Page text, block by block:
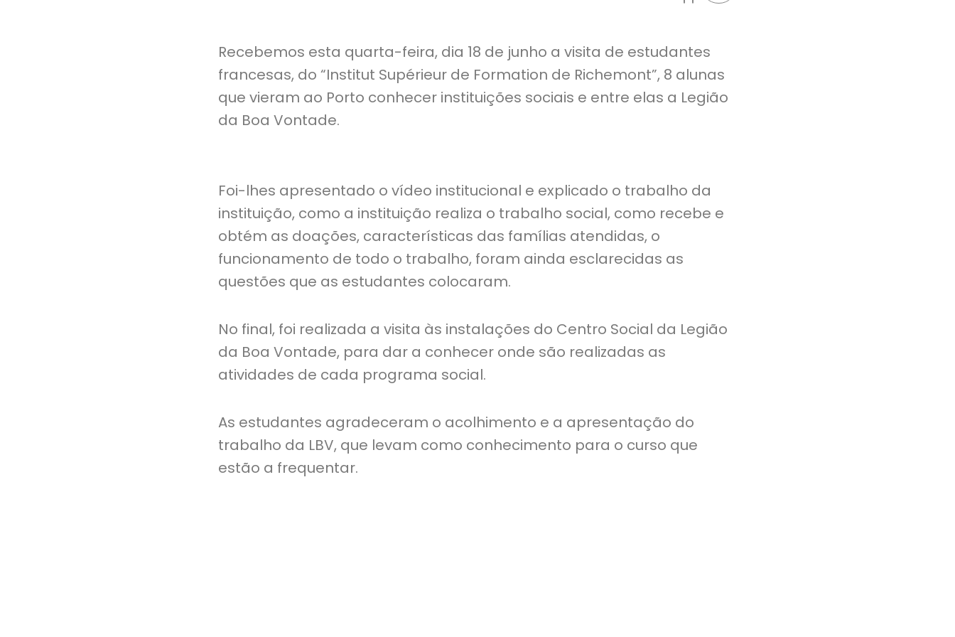
Recebemos esta quarta-feira, dia 18 de junho a visita de estudantes
francesas, do “Institut Supérieur de Formation de Richemont”, 8 alunas
que vieram ao Porto conhecer instituições sociais e entre elas a Legião
da Boa Vontade.
Foi-lhes apresentado o vídeo institucional e explicado o trabalho da
instituição, como a instituição realiza o trabalho social, como recebe e
obtém as doações, características das famílias atendidas, o
funcionamento de todo o trabalho, foram ainda esclarecidas as
questões que as estudantes colocaram.
No final, foi realizada a visita às instalações do Centro Social da Legião
da Boa Vontade, para dar a conhecer onde são realizadas as
atividades de cada programa social.
As estudantes agradeceram o acolhimento e a apresentação do
trabalho da LBV, que levam como conhecimento para o curso que
estão a frequentar.